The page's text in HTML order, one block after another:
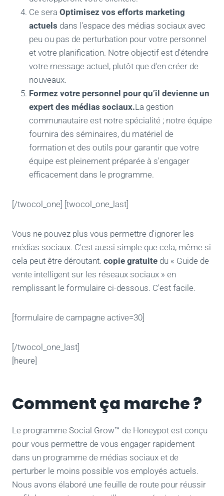
Ce sera Optimisez vos efforts marketing
actuels dans l'espace des médias sociaux avec
peu ou pas de perturbation pour votre personnel
et votre planification. Notre objectif est d'étendre
votre message actuel, plutôt que d'en créer de
nouveaux.
Formez votre personnel pour qu’il devienne un
expert des médias sociaux.La gestion
communautaire est notre spécialité ; notre équipe
fournira des séminaires, du matériel de
formation et des outils pour garantir que votre
équipe est pleinement préparée à s'engager
efficacement dans le programme.
[/twocol_one] [twocol_one_last]
Vous ne pouvez plus vous permettre d'ignorer les
médias sociaux. C'est aussi simple que cela, même si
cela peut être déroutant. copie gratuite du « Guide de
vente intelligent sur les réseaux sociaux » en
remplissant le formulaire ci-dessous. C'est facile.
[formulaire de campagne active=30]
[/twocol_one_last]
[heure]
Comment ça marche ?
Le programme Social Grow™ de Honeypot est conçu
pour vous permettre de vous engager rapidement
dans un programme de médias sociaux et de
perturber le moins possible vos employés actuels.
Nous avons élaboré une feuille de route pour réussir